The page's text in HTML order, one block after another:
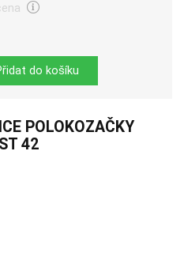
do košíku
POLOKOZAČKY
42